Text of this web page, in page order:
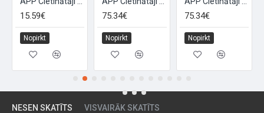
15.59€
Nopirkt
75.34€
Nopirkt
75.34€
Nopirkt
NESEN SKATĪTS VISVAIRĀK SKATĪTS